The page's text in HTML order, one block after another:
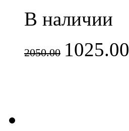
В наличии
2050.00 1025.00